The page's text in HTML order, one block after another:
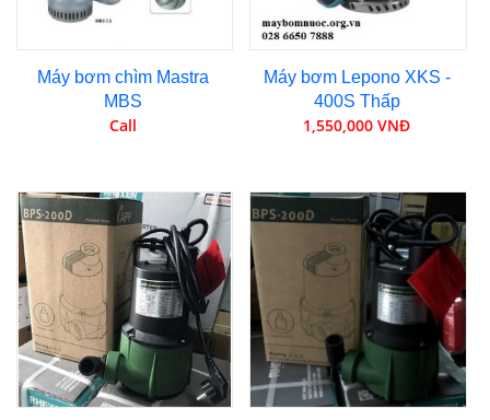
Máy bơm chìm Mastra
MBS
Call
Máy bơm Lepono XKS -
400S Thấp
1,550,000 VNĐ